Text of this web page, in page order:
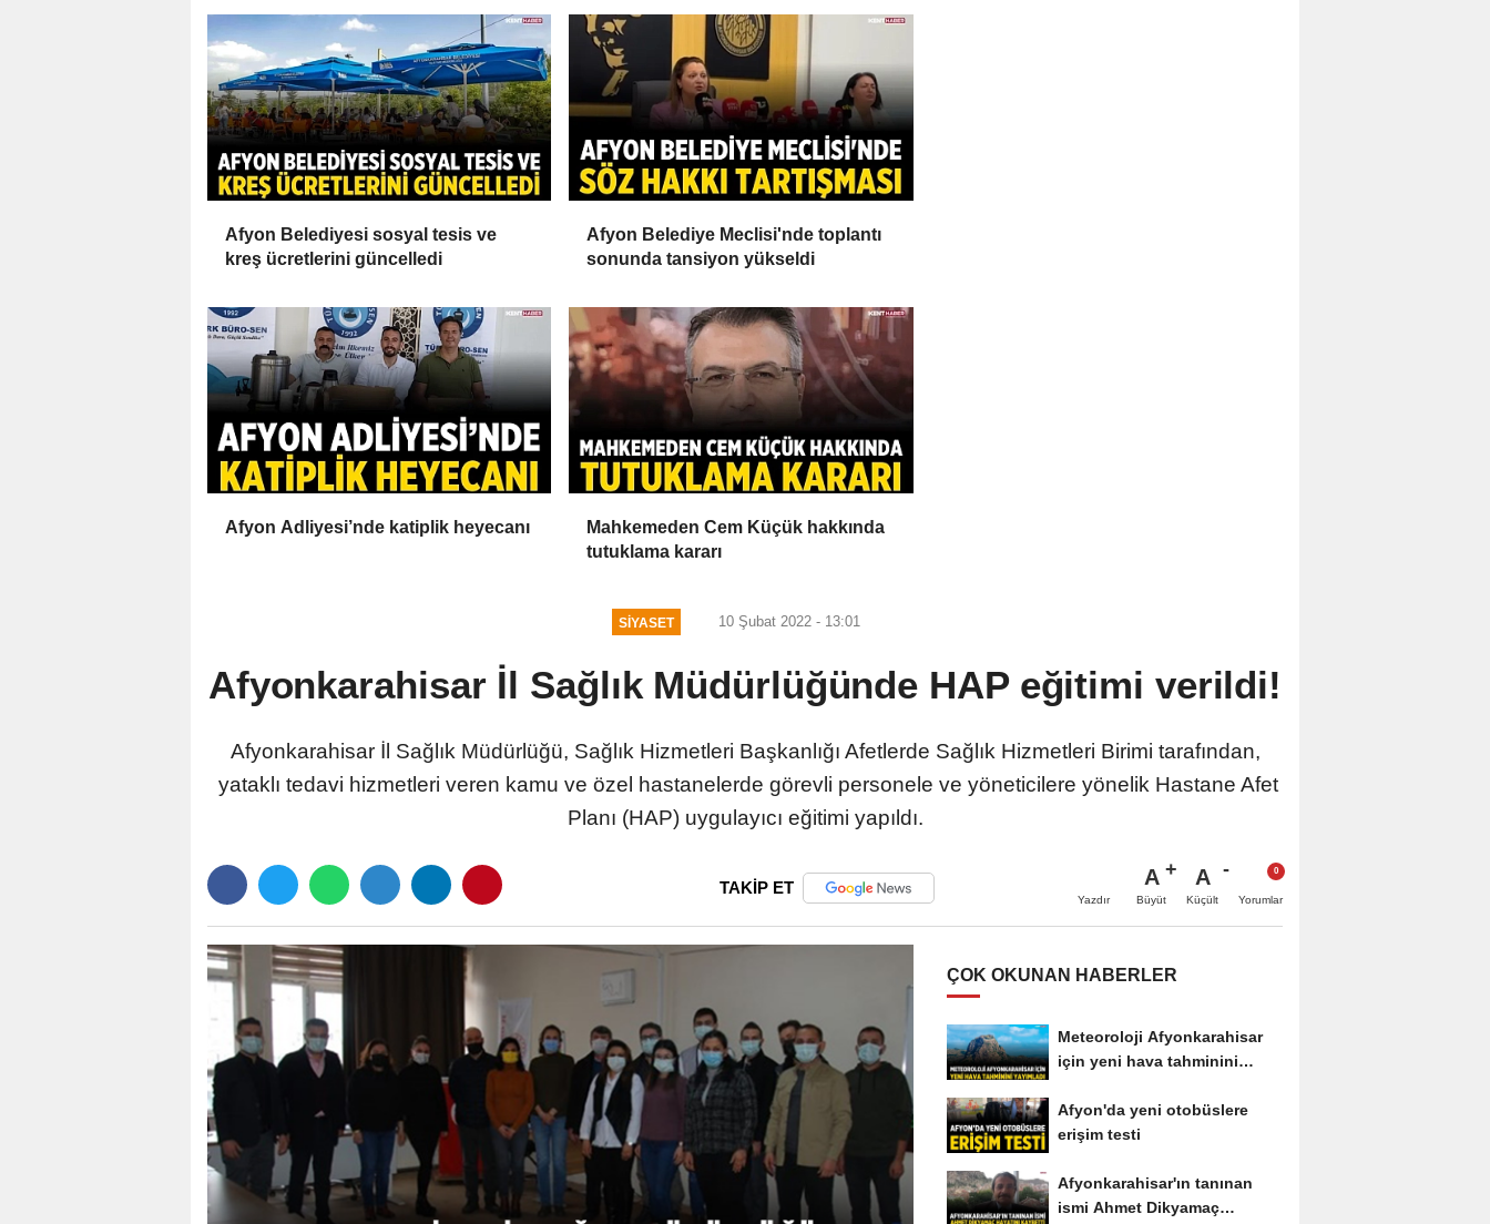
Afyon Belediyesi sosyal tesis ve
kreş ücretlerini güncelledi
Afyon Belediye Meclisi'nde toplantı
sonunda tansiyon yükseldi
Afyon Adliyesi’nde katiplik heyecanı
Mahkemeden Cem Küçük hakkında
tutuklama kararı
SIYASET 10 Şubat 2022 - 13:01
Afyonkarahisar İl Sağlık Müdürlüğünde HAP eğitimi verildi!
Afyonkarahisar İl Sağlık Müdürlüğü, Sağlık Hizmetleri Başkanlığı Afetlerde Sağlık Hizmetleri Birimi tarafından,
yataklı tedavi hizmetleri veren kamu ve özel hastanelerde görevli personele ve yöneticilere yönelik Hastane Afet
Planı (HAP) uygulayıcı eğitimi yapıldı.
TAKİP ET
Yazdır
A
Büyüt
A
Küçült Yorumlar
ÇOK OKUNAN HABERLER
Meteoroloji Afyonkarahisar
için yeni hava tahminini
Afyon'da yeni otobüslere
erişim testi
Afyonkarahisar'ın tanınan
ismi Ahmet Dikyamaç